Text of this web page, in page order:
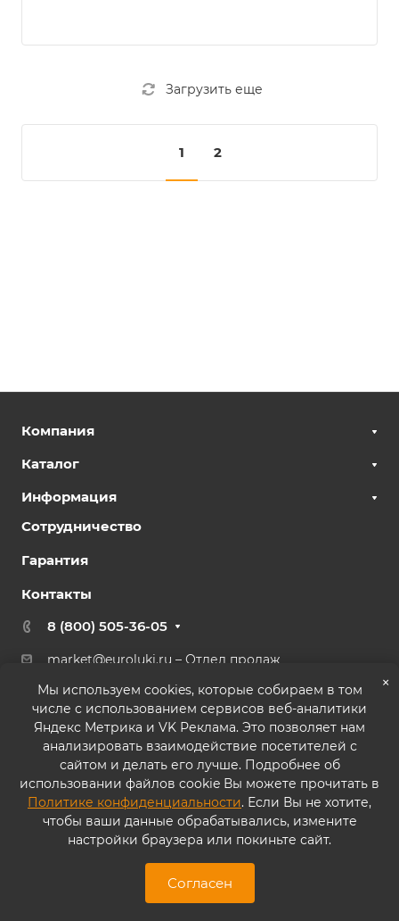
Загрузить еще
1 2
Компания
Каталог
Информация
Сотрудничество
Гарантия
Контакты
8 (800) 505-36-05
market@euroluki.ru – Отдел продаж
г. Москва, ул. Генерала Белова, 43 к2, офис 27
© 2026 ООО «ППК «Практика». Все права защищены
Согласие на обработку персональных данных
Политика конфиденциальности
×
Мы используем cookies, которые собираем в том
числе с использованием сервисов веб-аналитики
Яндекс Метрика и VK Реклама. Это позволяет нам
анализировать взаимодействие посетителей с
сайтом и делать его лучше. Подробнее об
использовании файлов cookie Вы можете прочитать в
Политике конфиденциальности. Если Вы не хотите,
чтобы ваши данные обрабатывались, измените
настройки браузера или покиньте сайт.
Согласен